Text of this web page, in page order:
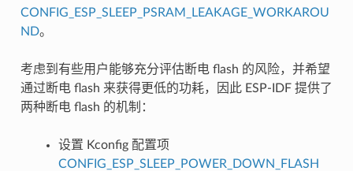
CONFIG_ESP_SLEEP_PSRAM_LEAKAGE_WORKAROU
ND。
考虑到有些用户能够充分评估断电 flash 的风险，并希望
通过断电 flash 来获得更低的功耗，因此 ESP-IDF 提供了
两种断电 flash 的机制：
设置 Kconfig 配置项
CONFIG_ESP_SLEEP_POWER_DOWN_FLASH